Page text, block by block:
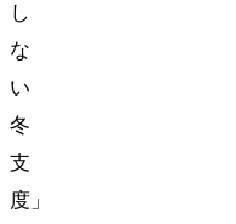
し
な
い
冬
支
度」